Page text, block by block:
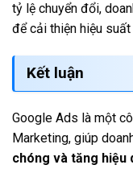
tỷ lệ chuyển đổi,
để cải thiện hiệu suất
Kết luận
Google Ads là một
Marketing, giúp
chóng và tăng hiệu